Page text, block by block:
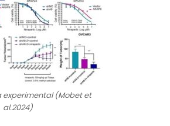
experimental (Mobet et
al.2024)